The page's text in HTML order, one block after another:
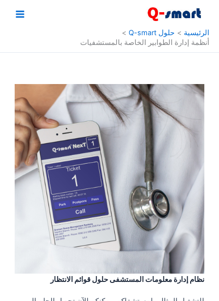
الرئيسية
حلول Q-smart
أنظمة إدارة الطوابير الخاصة بالمستشفيات
نظام إدارة معلومات المستشفى حلول قوائم الانتظار